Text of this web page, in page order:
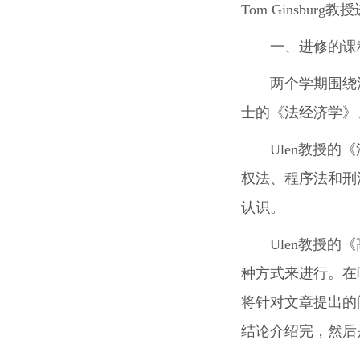
Tom Ginsburg教
一、进修的课
两个学期围
士的《法经济学》
Ulen教授的
权法、程序法和
认识。
Ulen教授的
种方式来进行。
将针对文章提出
结论介绍完，然